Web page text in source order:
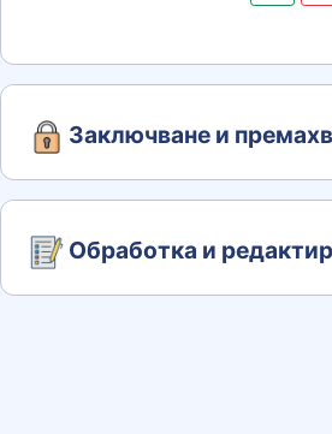
Заключване и
Обработка и